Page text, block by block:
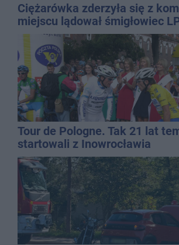
Ciężarówka zderzyła się z
miejscu lądował śmigłowiec
Tour de Pologne. Tak 21 lat
startowali z Inowrocławia